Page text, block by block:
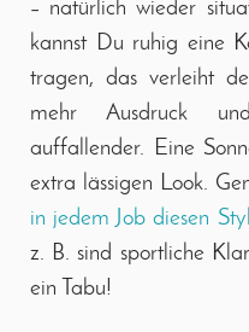
– natürlich wieder
kannst Du ruhig eine
tragen, das verleiht
mehr Ausdruck
auffallender. Eine
extra lässigen Look.
in jedem Job diesen
z. B. sind sportliche
ein Tabu!